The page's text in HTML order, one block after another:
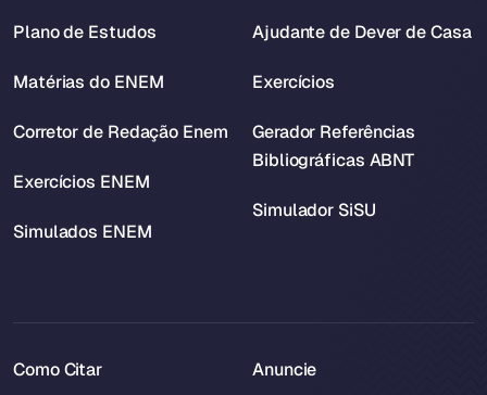
Plano de Estudos
Matérias do ENEM
Corretor de Redação Enem
Exercícios ENEM
Simulados ENEM
Ajudante de Dever de Casa
Exercícios
Gerador Referências
Bibliográficas ABNT
Simulador SiSU
Como Citar Anuncie